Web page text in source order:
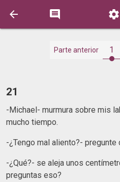
  
Parte anterior 1
21
-Michael- murmura sobre mis
mucho tiempo.
-¿Tengo mal aliento?- pregunte
-¿Qué?- se aleja unos
preguntas eso?